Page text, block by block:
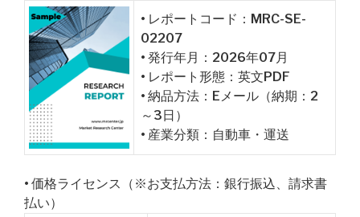
• レポートコード：MRC-SE-
02207
• 発行年月：2026年07月
• レポート形態：英文PDF
• 納品方法：Eメール（納期：2
～3日）
• 産業分類：自動車・運送
• 価格ライセンス（※お支払方法：銀行振込、請求書
払い）